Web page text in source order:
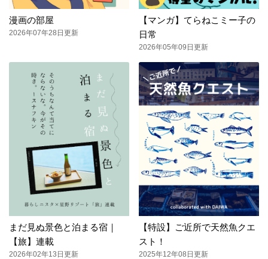
漫画の部屋
2026年07年28日更新
【マンガ】てらねこミー子の
日常
2026年05年09日更新
まだ見ぬ景色と泊まる宿｜
【旅】連載
2026年02年13日更新
【特設】ご近所で天然魚クエ
スト！
2025年12年08日更新